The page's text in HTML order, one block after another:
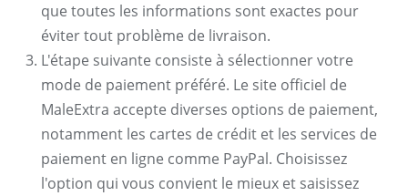
que toutes les informations sont exactes pour
éviter tout problème de livraison.
L'étape suivante consiste à sélectionner votre
mode de paiement préféré. Le site officiel de
MaleExtra accepte diverses options de paiement,
notamment les cartes de crédit et les services de
paiement en ligne comme PayPal. Choisissez
l'option qui vous convient le mieux et saisissez